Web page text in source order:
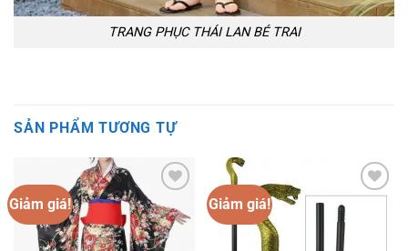
TRANG PHỤC THÁI LAN BÉ TRAI
SẢN PHẨM TƯƠNG TỰ
Giảm giá!
Add to
wishlist
Giảm giá!